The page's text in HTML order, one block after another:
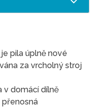
pila úplně nové
za vrcholný stroj
v domácí dílně
přenosná